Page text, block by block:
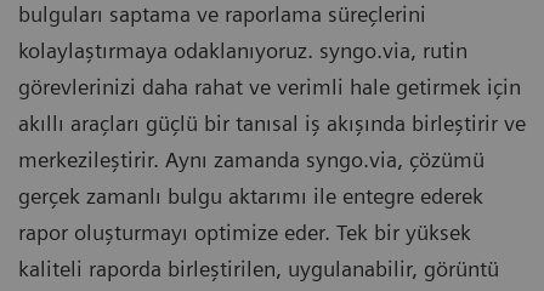
bulguları saptama ve raporlama süreçlerini
kolaylaştırmaya odaklanıyoruz. syngo.via, rutin
görevlerinizi daha rahat ve verimli hale getirmek için
akıllı araçları güçlü bir tanısal iş akışında birleştirir ve
merkezileştirir. Aynı zamanda syngo.via, çözümü
gerçek zamanlı bulgu aktarımı ile entegre ederek
rapor oluşturmayı optimize eder. Tek bir yüksek
kaliteli raporda birleştirilen, uygulanabilir, görüntü